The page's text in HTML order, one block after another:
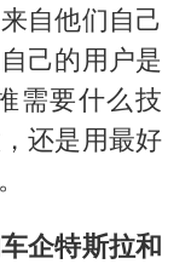
自他们自己
己的用户是
需要什么技
还是用最好
企特斯拉和